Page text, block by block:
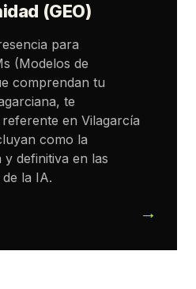
(GEO)
para
(Modelos de
comprendan tu
te
en Vilagarcía
como la
definitiva en las
la IA.